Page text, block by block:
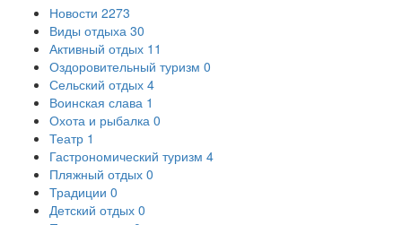
Новости 2273
Виды отдыха 30
Активный отдых 11
Оздоровительный туризм 0
Сельский отдых 4
Воинская слава 1
Охота и рыбалка 0
Театр 1
Гастрономический туризм 4
Пляжный отдых 0
Традиции 0
Детский отдых 0